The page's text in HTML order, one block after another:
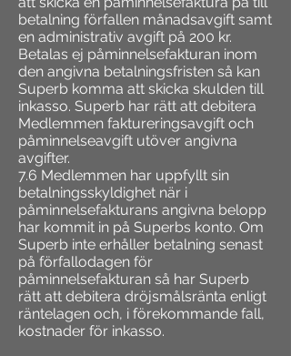
betalning förfallen månadsavgift samt
en administrativ avgift på 200 kr.
Betalas ej påminnelsefakturan inom
den angivna betalningsfristen så kan
Superb komma att skicka skulden till
inkasso. Superb har rätt att debitera
Medlemmen faktureringsavgift och
påminnelseavgift utöver angivna
avgifter.
7.6 Medlemmen har uppfyllt sin
betalningsskyldighet när i
påminnelsefakturans angivna belopp
har kommit in på Superbs konto. Om
Superb inte erhåller betalning senast
på förfallodagen för
påminnelsefakturan så har Superb
rätt att debitera dröjsmålsränta enligt
räntelagen och, i förekommande fall,
kostnader för inkasso.